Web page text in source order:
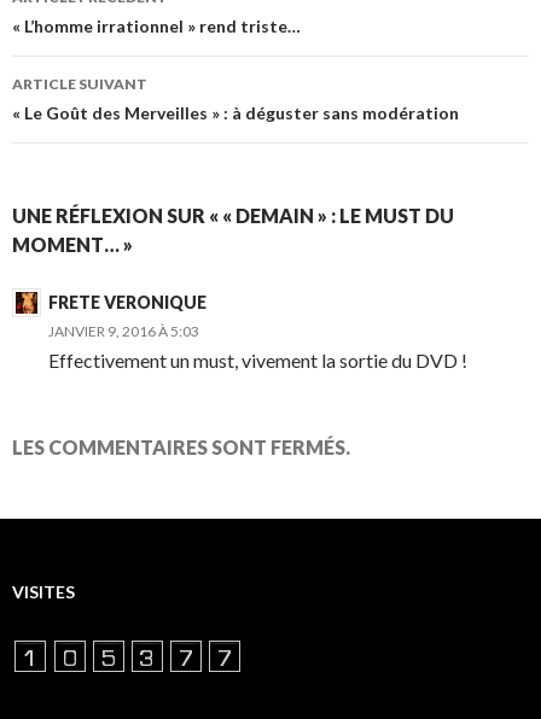
des
articles
« L’homme irrationnel » rend triste…
ARTICLE SUIVANT
« Le Goût des Merveilles » : à déguster sans modération
UNE RÉFLEXION SUR « « DEMAIN » : LE MUST DU
MOMENT… »
FRETE VERONIQUE
JANVIER 9, 2016 À 5:03
Effectivement un must, vivement la sortie du DVD !
LES COMMENTAIRES SONT FERMÉS.
VISITES